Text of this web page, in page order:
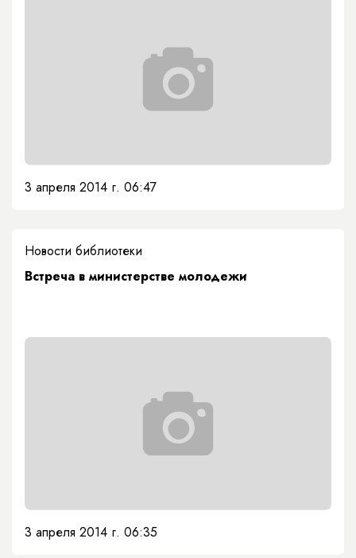
3 апреля 2014 г. 06:47
Новости библиотеки
Встреча в министерстве молодежи
3 апреля 2014 г. 06:35